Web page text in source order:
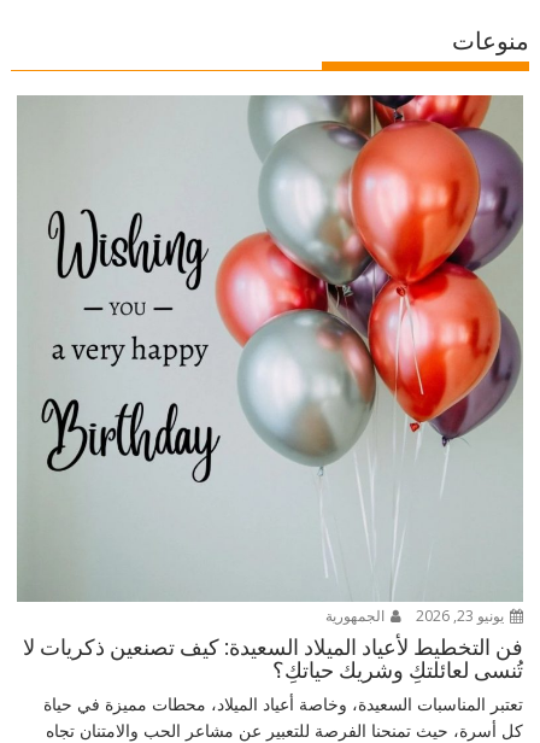
منوعات
يونيو 23, 2026 الجمهورية
فن التخطيط لأعياد الميلاد السعيدة: كيف تصنعين ذكريات لا
تُنسى لعائلتكِ وشريك حياتكِ؟
تعتبر المناسبات السعيدة، وخاصة أعياد الميلاد، محطات مميزة في حياة
كل أسرة، حيث تمنحنا الفرصة للتعبير عن مشاعر الحب والامتنان تجاه